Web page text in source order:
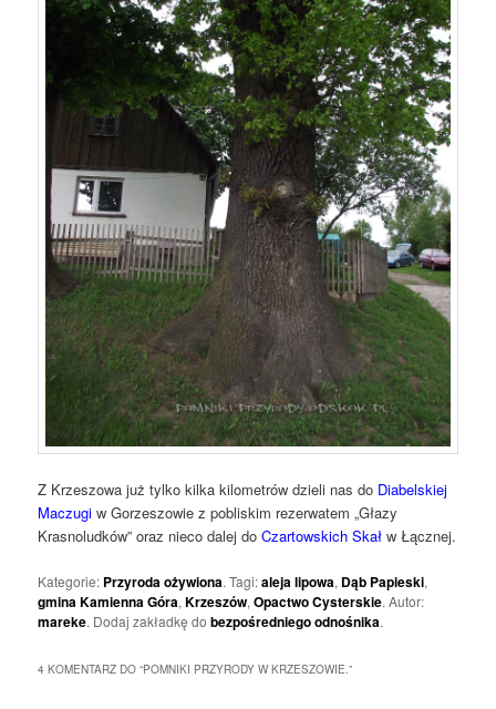
Z Krzeszowa już tylko kilka kilometrów dzieli nas do Diabelskiej
Maczugi w Gorzeszowie z pobliskim rezerwatem „Głazy
Krasnoludków” oraz nieco dalej doCzartowskich Skał w Łącznej.
Kategorie: Przyroda ożywiona. Tagi:aleja lipowa, Dąb Papieski,
gmina Kamienna Góra,Krzeszów,Opactwo Cysterskie. Autor:
mareke. Dodaj zakładkę dobezpośredniego odnośnika.
4 KOMENTARZ DO “POMNIKI PRZYRODY W KRZESZOWIE.”